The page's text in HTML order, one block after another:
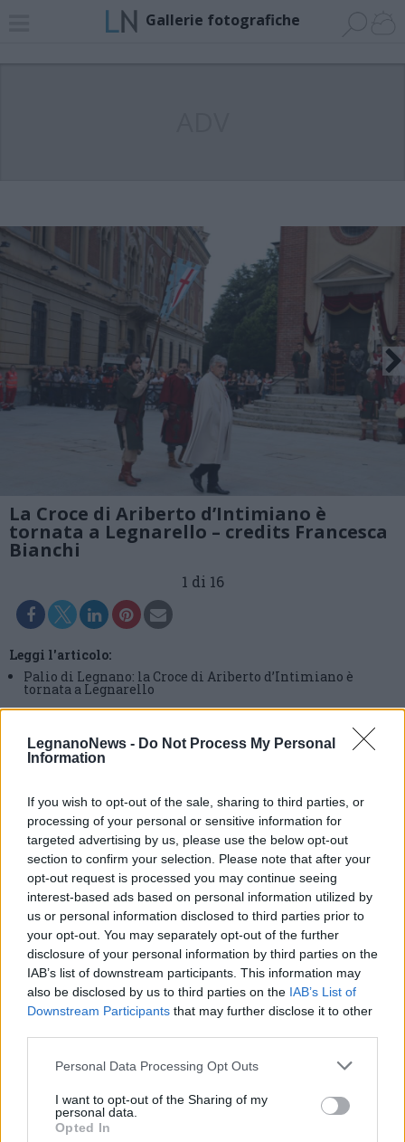
LegnanoNews - Do Not Process My Personal
Information
If you wish to opt-out of the sale, sharing to third parties, or
processing of your personal or sensitive information for
targeted advertising by us, please use the below opt-out
section to confirm your selection. Please note that after your
opt-out request is processed you may continue seeing
interest-based ads based on personal information utilized by
us or personal information disclosed to third parties prior to
your opt-out. You may separately opt-out of the further
disclosure of your personal information by third parties on the
IAB’s list of downstream participants. This information may
also be disclosed by us to third parties on the IAB’s List of
Downstream Participants that may further disclose it to other
Personal Data Processing Opt Outs
I want to opt-out of the Sharing of my
personal data.
Opted In
Gallerie fotografiche
La Croce di Ariberto d’Intimiano è
tornata a Legnarello – credits Francesca
Bianchi
1 di 16
Leggi l'articolo:
Palio di Legnano: la Croce di Ariberto d’Intimiano è
tornata a Legnarello
Commenti
articolo.
commento esprime il pensiero dell'autore e non rappresenta la linea editoriale
di VareseNews.it, che rimane autonoma e indipendente. I messaggi inclusi nei
commenti non sono testi giornalistici, ma post inviati dai singoli lettori che
possono essere automaticamente pubblicati senza filtro preventivo. I commenti